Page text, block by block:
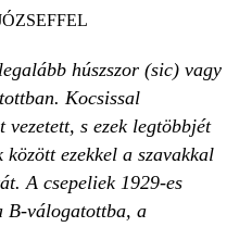
húszszor (sic) vagy
Kocsissal
vezetett, s ezek legtöbbjét
között ezekkel a szavakkal
A csepeliek 1929-es
B-válogatottba, a